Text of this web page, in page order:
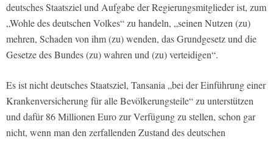
deutsches Staatsziel und Aufgabe der Regierungsmitglieder ist, zum
„Wohle des deutschen Volkes“ zu handeln, „seinen Nutzen (zu)
mehren, Schaden von ihm (zu) wenden, das Grundgesetz und die
Gesetze des Bundes (zu) wahren und (zu) verteidigen“.
Es ist nicht deutsches Staatsziel, Tansania „bei der Einführung einer
Krankenversicherung für alle Bevölkerungsteile“ zu unterstützen
und dafür 86 Millionen Euro zur Verfügung zu stellen, schon gar
nicht, wenn man den zerfallenden Zustand des deutschen